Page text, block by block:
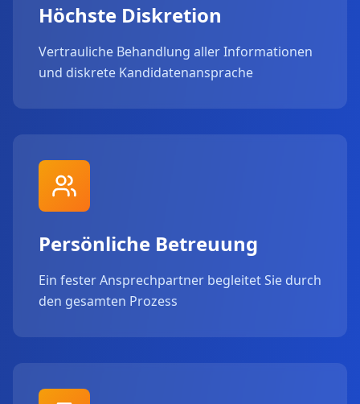
Höchste Diskretion
Vertrauliche Behandlung aller Informationen
und diskrete Kandidatenansprache
Persönliche Betreuung
Ein fester Ansprechpartner begleitet Sie durch
den gesamten Prozess